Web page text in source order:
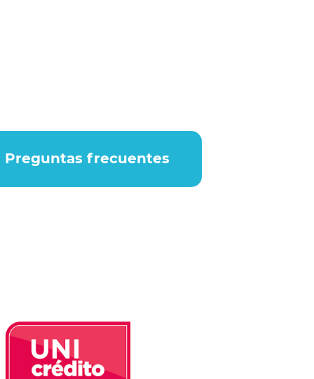
Preguntas frecuentes